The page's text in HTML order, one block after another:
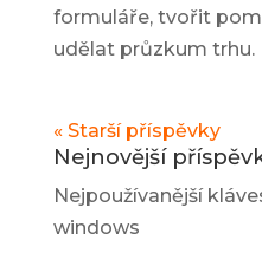
formuláře, tvořit
udělat průzkum trhu.
« Starší příspěvky
Nejnovější
Nejpoužívanější
windows